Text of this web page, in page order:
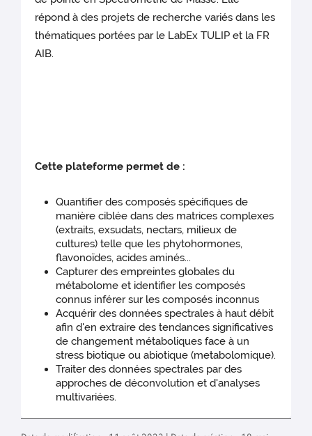
répond à des projets de recherche variés dans les
thématiques portées par le LabEx TULIP et la FR
AIB.
Cette plateforme permet de :
Quantifier des composés spécifiques de
manière ciblée dans des matrices complexes
(extraits, exsudats, nectars, milieux de
cultures) telle que les phytohormones,
flavonoïdes, acides aminés...
Capturer des empreintes globales du
métabolome et identifier les composés
connus inférer sur les composés inconnus
Acquérir des données spectrales à haut débit
afin d'en extraire des tendances significatives
de changement métaboliques face à un
stress biotique ou abiotique (metabolomique).
Traiter des données spectrales par des
approches de déconvolution et d'analyses
multivariées.